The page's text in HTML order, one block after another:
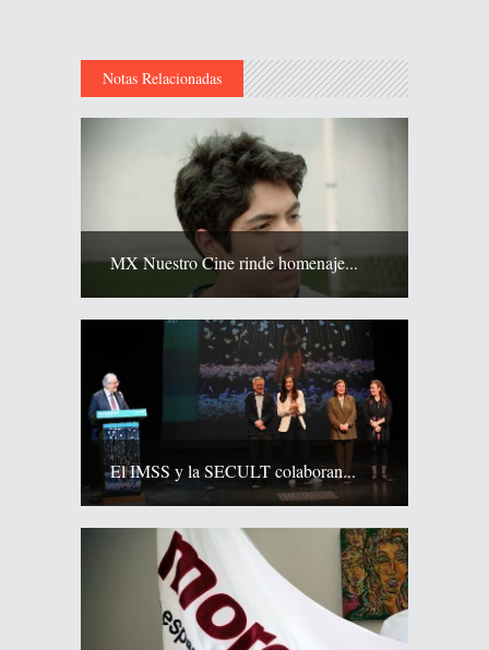
Notas Relacionadas
MX Nuestro Cine rinde homenaje...
El IMSS y la SECULT colaboran...